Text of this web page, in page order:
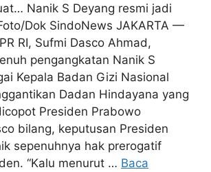
Nanik S Deyang resmi jadi
Dok SindoNews JAKARTA —
RI, Sufmi Dasco Ahmad,
pengangkatan Nanik S
Kepala Badan Gizi Nasional
Dadan Hindayana yang
Presiden Prabowo
bilang, keputusan Presiden
sepenuhnya hak prerogatif
“Kalu menurut … Baca